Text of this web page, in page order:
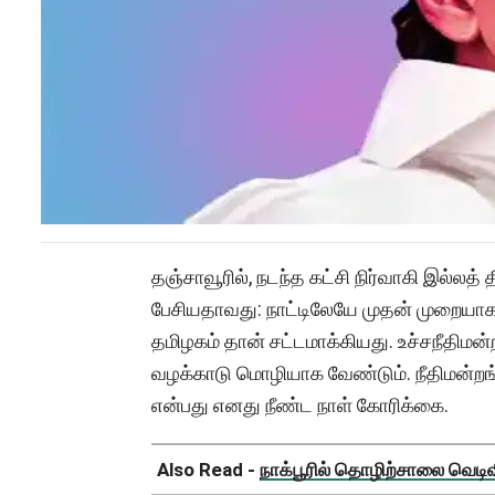
தஞ்சாவூரில், நடந்த கட்சி நிர்வாகி
பேசியதாவது: நாட்டிலேயே முதன்
தமிழகம் தான் சட்டமாக்கியது.
வழக்காடு மொழியாக வேண்டும்.
என்பது எனது நீண்ட நாள் கோரிக்கை.
Also Read - நாக்பூரில் தொழிற்சாலை